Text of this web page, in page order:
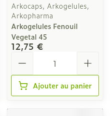
Arkocaps, Arkogelules,
Arkopharma
Arkogelules Fenouil
Vegetal 45
12,75 €
Ajouter au panier